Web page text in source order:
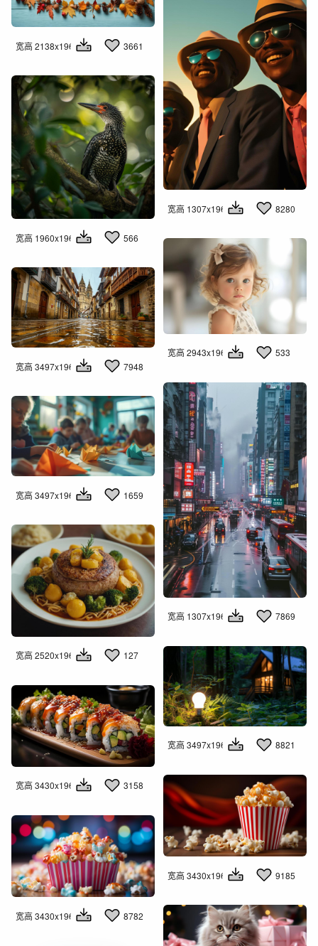
宽高 2138x1960 3661
宽高 1307x1960 8280
宽高 1960x1960 566
宽高 2943x1960
533
宽高 3497x1960
7948
宽高 1307x1960 7869
宽高 3497x1960 1659
宽高 2520x1960 127
宽高 3497x1960 8821
宽高 3430x1960 3158
宽高 3430x1960 9185
宽高 3430x1960 8782